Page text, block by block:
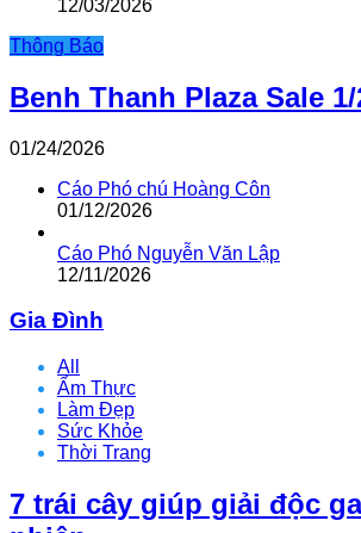
12/03/2026
Thông Báo
Benh Thanh Plaza Sale 1/
01/24/2026
Cáo Phó chú Hoàng Côn
01/12/2026
Cáo Phó Nguyễn Văn Lập
12/11/2026
Gia Đình
All
Ẩm Thực
Làm Đẹp
Sức Khỏe
Thời Trang
7 trái cây giúp giải độc